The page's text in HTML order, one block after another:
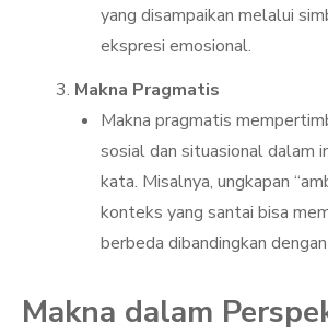
yang disampaikan melalui
ekspresi emosional.
Makna Pragmatis
Makna pragmatis
sosial dan situasional dalam
kata. Misalnya, ungkapan
konteks yang santai bisa
berbeda dibandingkan
Makna dalam